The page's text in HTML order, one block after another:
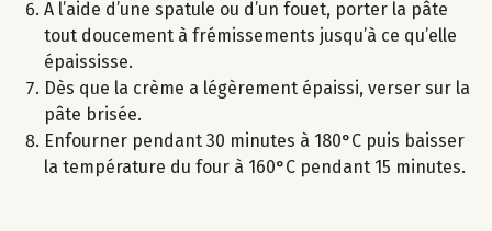
A l’aide d’une spatule ou d’un fouet, porter la pâte
tout doucement à frémissements jusqu’à ce qu’elle
épaississe.
Dès que la crème a légèrement épaissi, verser sur la
pâte brisée.
Enfourner pendant 30 minutes à 180°C puis baisser
la température du four à 160°C pendant 15 minutes.